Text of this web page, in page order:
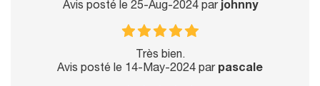
Avis posté le 25-Aug-2024 parjohnny
Très bien.
Avis posté le 14-May-2024 par pascale